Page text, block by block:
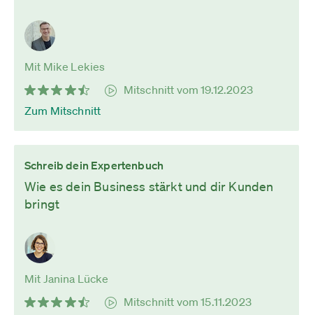
Mit Mike Lekies
Mitschnitt vom 19.12.2023
Zum Mitschnitt
Schreib dein Expertenbuch
Wie es dein Business stärkt und dir Kunden
bringt
Mit Janina Lücke
Mitschnitt vom 15.11.2023